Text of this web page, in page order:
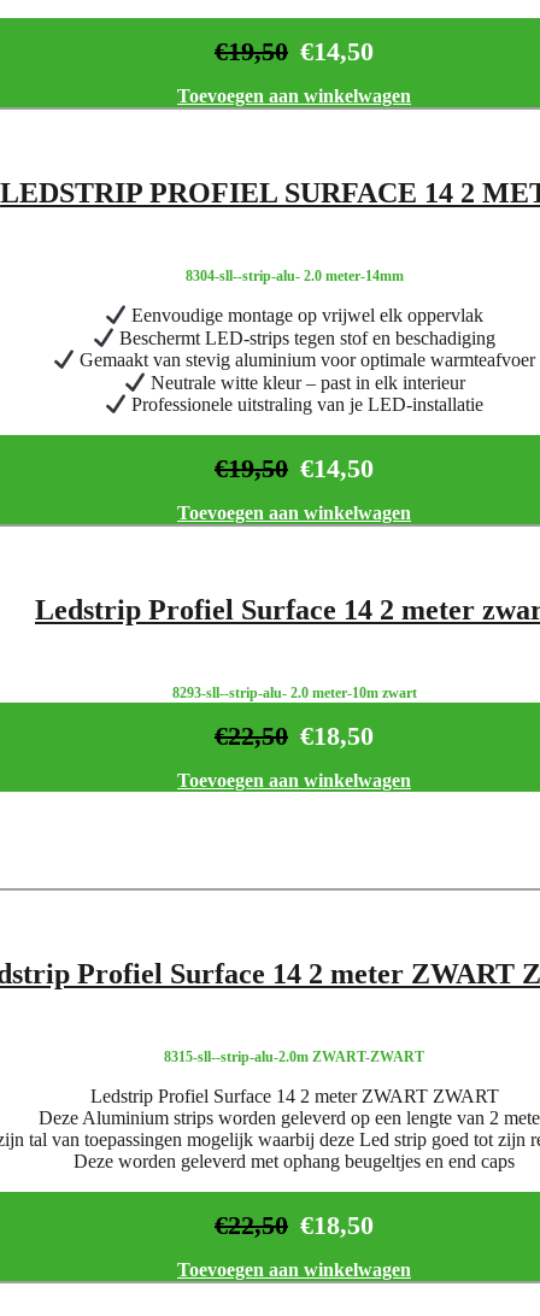
€14,50
€19,50
Toevoegen aan winkelwagen
LEDSTRIP PROFIEL SURFACE 14 2
8304-sll--strip-alu- 2.0 meter-14mm
Eenvoudige montage op vrijwel elk oppervlak
Beschermt LED-strips tegen stof en beschadiging
Gemaakt van stevig aluminium voor optimale warmteafvoer
Neutrale witte kleur – past in elk interieur
Professionele uitstraling van je LED-installatie
€14,50
€19,50
Toevoegen aan winkelwagen
Ledstrip Profiel Surface 14 2 meter
8293-sll--strip-alu- 2.0 meter-10m zwart
€18,50
€22,50
Toevoegen aan winkelwagen
Profiel Surface 14 2 meter ZWART
8315-sll--strip-alu-2.0m ZWART-ZWART
Ledstrip Profiel Surface 14 2 meter ZWART ZWART
Deze Aluminium strips worden geleverd op een lengte van 2
tal van toepassingen mogelijk waarbij deze Led strip goed tot zijn
Deze worden geleverd met ophang beugeltjes en end caps
€18,50
€22,50
Toevoegen aan winkelwagen